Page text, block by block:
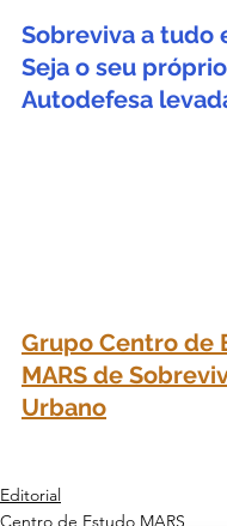
Sobreviva a tudo
Seja o seu
Autodefesa
Grupo Centro de
MARS de
Urbano
Editorial
Centro de Estudo MARS